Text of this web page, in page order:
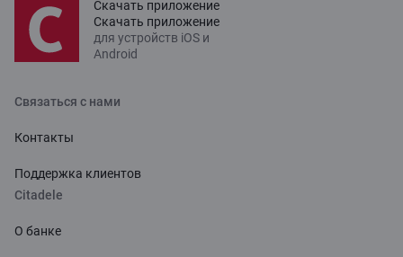
Скачать приложение
Скачать приложение
для устройств iOS и
Android
Связаться с нами
Контакты
Поддержка клиентов
Citadele
О банке